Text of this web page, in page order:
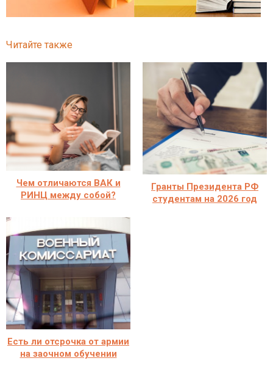
Читайте также
Чем отличаются ВАК и
РИНЦ между собой?
Гранты Президента РФ
студентам на 2026 год
Есть ли отсрочка от армии
на заочном обучении